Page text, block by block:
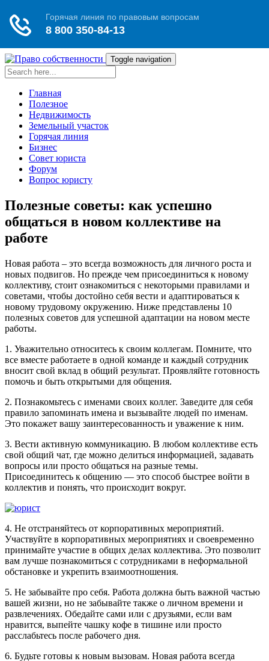
Toggle navigation
Главная
Полезное
Недвижимость
Земельный участок
Горячая линия
Бизнес
Совет юриста
Форум
Вопрос юристу
Полезные советы: как успешно
общаться в новом коллективе на
работе
Новая работа – это всегда возможность для личного роста и
новых подвигов. Но прежде чем присоединиться к новому
коллективу, стоит ознакомиться с некоторыми правилами и
советами, чтобы достойно себя вести и адаптироваться к
новому трудовому окружению. Ниже представлены 10
полезных советов для успешной адаптации на новом месте
работы.
1. Уважительно относитесь к своим коллегам. Помните, что
все вместе работаете в одной команде и каждый сотрудник
вносит свой вклад в общий результат. Проявляйте готовность
помочь и быть открытыми для общения.
2. Познакомьтесь с именами своих коллег. Заведите для себя
правило запоминать имена и вызывайте людей по именам.
Это покажет вашу заинтересованность и уважение к ним.
3. Вести активную коммуникацию. В любом коллективе есть
свой общий чат, где можно делиться информацией, задавать
вопросы или просто общаться на разные темы.
Присоединитесь к общению — это способ быстрее войти в
коллектив и понять, что происходит вокруг.
4. Не отстраняйтесь от корпоративных мероприятий.
Участвуйте в корпоративных мероприятиях и своевременно
принимайте участие в общих делах коллектива. Это позволит
вам лучше познакомиться с сотрудниками в неформальной
обстановке и укрепить взаимоотношения.
5. Не забывайте про себя. Работа должна быть важной частью
вашей жизни, но не забывайте также о личном времени и
развлечениях. Обедайте сами или с друзьями, если вам
нравится, выпейте чашку кофе в тишине или просто
расслабьтесь после рабочего дня.
6. Будьте готовы к новым вызовам. Новая работа всегда